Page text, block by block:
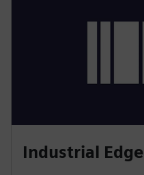
Industrial Edge